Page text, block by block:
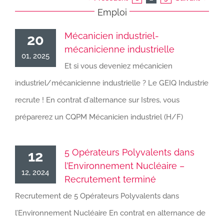
Emploi
20
01, 2025
Mécanicien industriel-
mécanicienne industrielle
Et si vous deveniez mécanicien
industriel/mécanicienne industrielle ? Le GEIQ Industrie
recrute ! En contrat d'alternance sur Istres, vous
préparerez un CQPM Mécanicien industriel (H/F)
12
12, 2024
5 Opérateurs Polyvalents dans
l’Environnement Nucléaire –
Recrutement terminé
Recrutement de 5 Opérateurs Polyvalents dans
l’Environnement Nucléaire En contrat en alternance de